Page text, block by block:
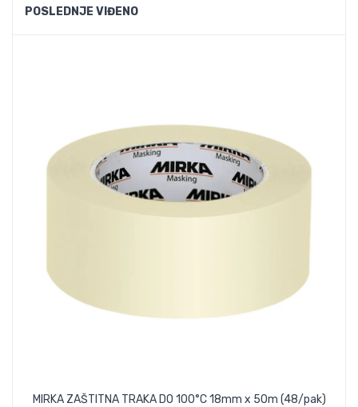
POSLEDNJE VIĐENO
MIRKA ZAŠTITNA TRAKA DO 100°C 18mm x 50m (48/pak)